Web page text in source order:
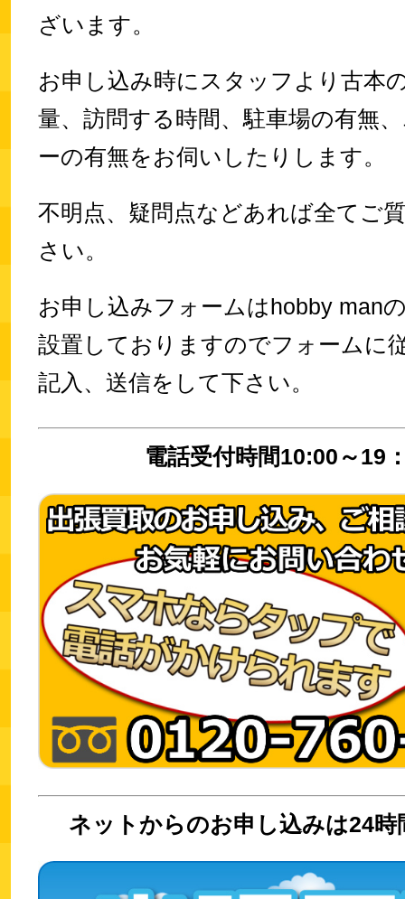
ざいます。
お申し込み時にスタッフより古本
量、訪問する時間、駐車場の有無
ーの有無をお伺いしたりします。
不明点、疑問点などあれば全てご
さい。
お申し込みフォームはhobby man
設置しておりますのでフォームに
記入、送信をして下さい。
電話受付時間10:00～19
ネットからのお申し込みは24時